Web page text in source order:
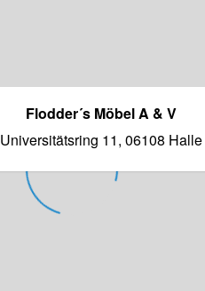
LADE KARTE
Flodder´s Möbel A & V
Universitätsring 11, 06108 Halle